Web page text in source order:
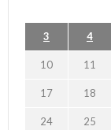
3 4
10 11
17 18
24 25